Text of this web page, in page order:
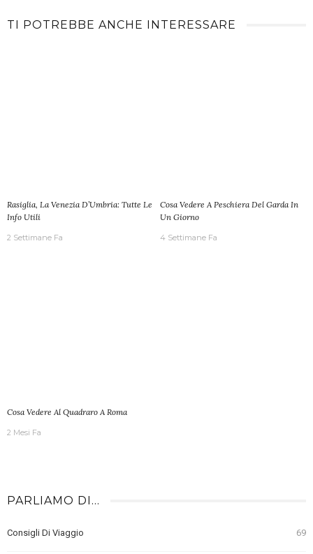
TI POTREBBE ANCHE INTERESSARE
Rasiglia, La Venezia D’Umbria: Tutte Le
Info Utili
2 Settimane Fa
Cosa Vedere A Peschiera Del Garda In
Un Giorno
4 Settimane Fa
Cosa Vedere Al Quadraro A Roma
2 Mesi Fa
PARLIAMO DI…
Consigli Di Viaggio 69